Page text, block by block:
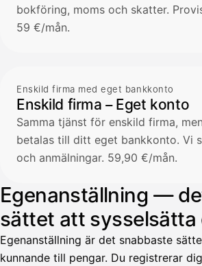
bokföring, moms och skatter.
59 €/mån.
Enskild firma med eget bankkonto
Enskild firma – Eget konto
Samma tjänst för enskild firma,
betalas till ditt eget bankkonto. Vi
och anmälningar. 59,90 €/mån.
Egenanställning —
sättet att sysselsätta
Egenanställning är det snabbaste
kunnande till pengar. Du registrerar